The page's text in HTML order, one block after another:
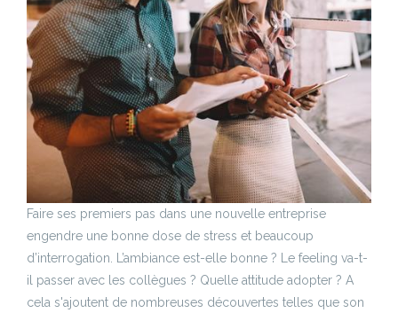
Faire ses premiers pas dans une nouvelle entreprise
engendre une bonne dose de stress et beaucoup
d’interrogation. L’ambiance est-elle bonne ? Le feeling va-t-
il passer avec les collègues ? Quelle attitude adopter ? A
cela s'ajoutent de nombreuses découvertes telles que son